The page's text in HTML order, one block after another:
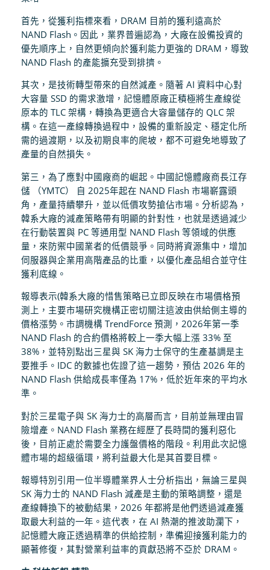
首先，從獲利指標來看，DRAM 目前的獲利遠高於
NAND Flash。因此，業界普遍認為，大廠在設備投資的
優先順序上，自然更傾向於獲利能力更強的 DRAM，導致
NAND Flash 的產能擴充受到排擠。
其次，是技術轉型帶來的自然減產。隨著 AI 資料中心對
大容量 SSD 的需求激增，記憶體原廠正積極將生產線從
原本的 TLC 架構，轉換為更適合大容量儲存的 QLC 架
構。在這一產線轉換過程中，設備的重新設定、穩定化所
需的過渡期，以及初期良率的爬坡，都不可避免地導致了
產量的自然損失。
第三，為了應對中國廠商的崛起。中國記憶體廠商長江存
儲 （YMTC） 自 2025年起在 NAND Flash 市場嶄露頭
角，產量持續攀升，並以低價攻勢搶佔市場。分析認為，
韓系大廠的減產策略帶有明顯的針對性，也就是透過減少
在行動裝置與 PC 等通用型 NAND Flash 等領域的供應
量，來防禦中國業者的低價競爭。同時將資源集中，增加
伺服器與企業用高階產品的比重，以優化產品組合並守住
獲利底線。
報導表示(韓系大廠的惜售策略已立即反映在市場價格預
測上，主要市場研究機構正密切關注這波由供給側主導的
價格漲勢。市調機構 TrendForce 預測，2026年第一季
NAND Flash 的合約價格將較上一季大幅上漲 33% 至
38%，並特別點出三星與 SK 海力士保守的生產基調是主
要推手。IDC 的數據也佐證了這一趨勢，預估 2026 年的
NAND Flash 供給成長率僅為 17%，低於近年來的平均水
準。
對於三星電子與 SK 海力士的高層而言，目前並無理由冒
險增產。NAND Flash 業務在經歷了長時間的獲利惡化
後，目前正處於需要全力護盤價格的階段。利用此次記憶
體市場的超級循環，將利益最大化是其首要目標。
報導特別引用一位半導體業界人士分析指出，無論三星與
SK 海力士的 NAND Flash 減產是主動的策略調整，還是
產線轉換下的被動結果，2026 年都將是他們透過減產獲
取最大利益的一年。這代表，在 AI 熱潮的推波助瀾下，
記憶體大廠正透過精準的供給控制，準備迎接獲利能力的
顯著修復，其對營業利益率的貢獻恐將不亞於 DRAM。